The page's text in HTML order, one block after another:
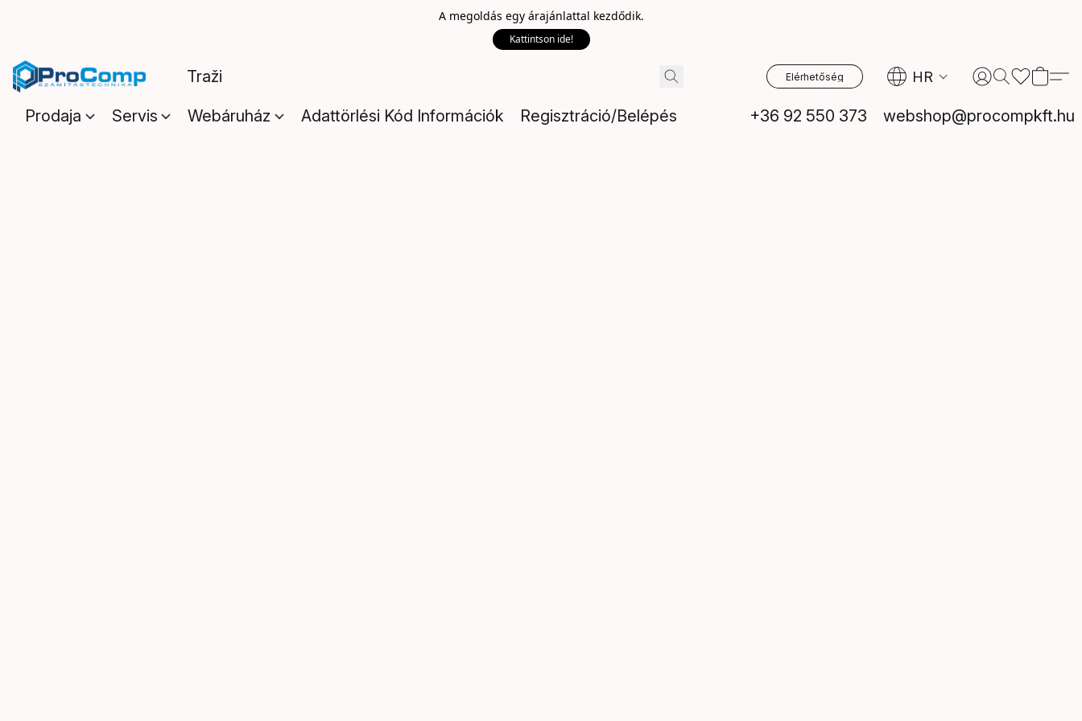
A megoldás egy árajánlattal kezdődik.
Kattintson ide!
Elérhetőség HR
Prodaja Servis Webáruház Adattörlési Kód Információk Regisztráció/Belépés +36 92 550 373 webshop@procompkft.hu